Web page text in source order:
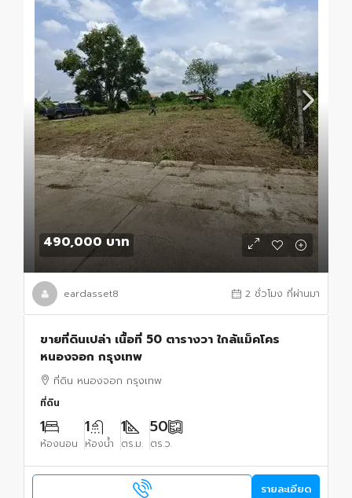
490,000 บาท
eardasset8 2 ชั่วโมง ที่ผ่านมา
ขายที่ดินเปล่า เนื้อที่ 50 ตารางวา ใกล้แม็คโคร
หนองจอก กรุงเทพ
ที่ดิน หนองจอก กรุงเทพ
ที่ดิน
1
ห้องนอน
1
ห้องน้ำ
1
ตร.ม.
50
ตร.ว.
รายละเอียด